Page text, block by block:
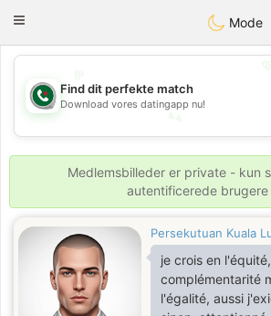
Weshrak
Toggle
Mode
💕
Find dit perfekte match
Download vores datingapp nu!
Medlemsbilleder er private - kun
autentificerede brugere
Persekutuan Kuala
je crois en
complémentarité
l'égalité, aussi